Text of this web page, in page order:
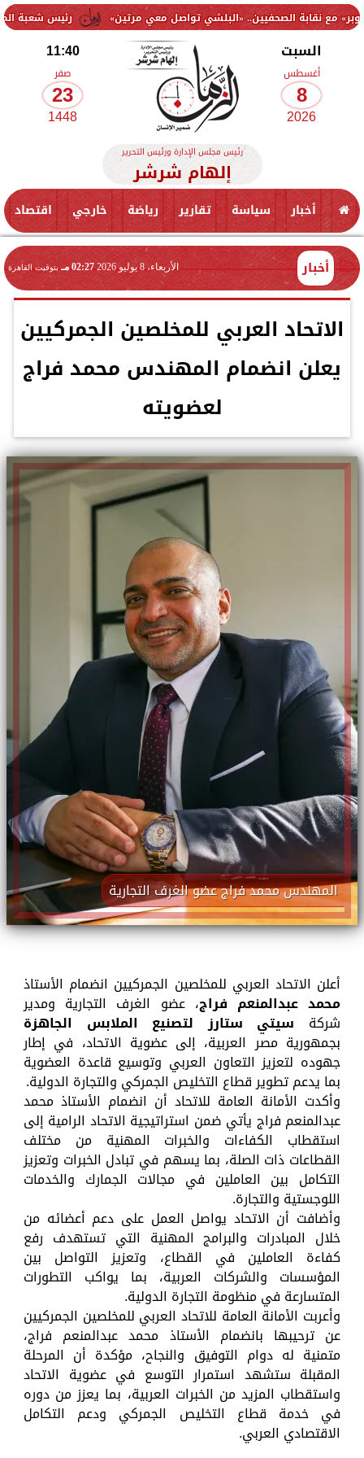
رئيس شعبة المواد الصحفيين.. «البلشي تواصل معي مرتين»
السبت
أغسطس
8
2026
11:40
صفر
23
1448
رئيس مجلس الإدارة ورئيس التحرير
إلهام شرشر
أخبار سياسة تقارير رياضة خارجي اقتصاد
أخبار الأربعاء، 8 يوليو 2026 02:27 مـ بتوقيت القاهرة
الاتحاد العربي للمخلصين الجمركيين
يعلن انضمام المهندس محمد فراج
لعضويته
المهندس محمد فراج عضو الغرف التجارية
أعلن الاتحاد العربي للمخلصين الجمركيين انضمام الأستاذ
محمد عبدالمنعم فراج، عضو الغرف التجارية ومدير
شركة سيتي ستارز لتصنيع الملابس الجاهزة
بجمهورية مصر العربية، إلى عضوية الاتحاد، في إطار
جهوده لتعزيز التعاون العربي وتوسيع قاعدة العضوية
بما يدعم تطوير قطاع التخليص الجمركي والتجارة الدولية.
وأكدت الأمانة العامة للاتحاد أن انضمام الأستاذ محمد
عبدالمنعم فراج يأتي ضمن استراتيجية الاتحاد الرامية إلى
استقطاب الكفاءات والخبرات المهنية من مختلف
القطاعات ذات الصلة، بما يسهم في تبادل الخبرات وتعزيز
التكامل بين العاملين في مجالات الجمارك والخدمات
اللوجستية والتجارة.
وأضافت أن الاتحاد يواصل العمل على دعم أعضائه من
خلال المبادرات والبرامج المهنية التي تستهدف رفع
كفاءة العاملين في القطاع، وتعزيز التواصل بين
المؤسسات والشركات العربية، بما يواكب التطورات
المتسارعة في منظومة التجارة الدولية.
وأعربت الأمانة العامة للاتحاد العربي للمخلصين الجمركيين
عن ترحيبها بانضمام الأستاذ محمد عبدالمنعم فراج،
متمنية له دوام التوفيق والنجاح، مؤكدة أن المرحلة
المقبلة ستشهد استمرار التوسع في عضوية الاتحاد
واستقطاب المزيد من الخبرات العربية، بما يعزز من دوره
في خدمة قطاع التخليص الجمركي ودعم التكامل
الاقتصادي العربي.